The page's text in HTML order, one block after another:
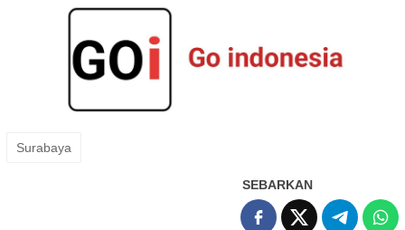
Surabaya
SEBARKAN